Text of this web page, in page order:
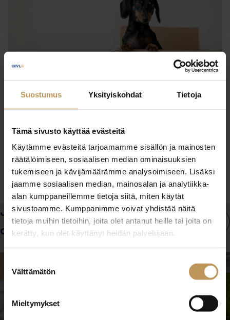
Suostumus Yksityiskohdat Tietoja
Tämä sivusto käyttää evästeitä
Käytämme evästeitä tarjoamamme sisällön ja mainosten
räätälöimiseen, sosiaalisen median ominaisuuksien
tukemiseen ja kävijämäärämme analysoimiseen. Lisäksi
jaamme sosiaalisen median, mainosalan ja analytiikka-
alan kumppaneillemme tietoja siitä, miten käytät
sivustoamme. Kumppanimme voivat yhdistää näitä
tietoja muihin tietoihin, joita olet antanut heille tai joita on
kerätty, kun olet käyttänyt heidän palvelujaan.
valinta
Välttämätön
Mieltymykset
Ostajan opas
Jatka lukemista asunnon
ostamisesta
Siirry